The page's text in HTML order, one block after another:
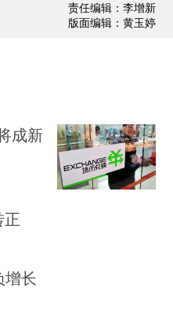
责任编辑：李增新
版面编辑：黄玉婷
成新
正
增长